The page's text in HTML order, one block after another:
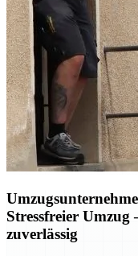
Stressfreier
zuverlässig